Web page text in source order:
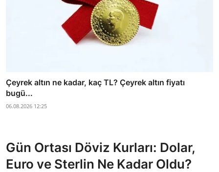
Çeyrek altın ne kadar, kaç TL? Çeyrek altın fiyatı
bugü...
06.08.2026 12:25
Gün Ortası Döviz Kurları: Dolar,
Euro ve Sterlin Ne Kadar Oldu?